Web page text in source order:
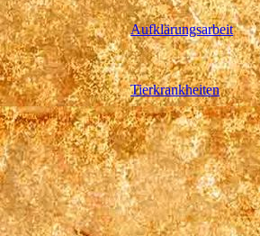
Aufklärungsarbeit
Tierkrankheiten